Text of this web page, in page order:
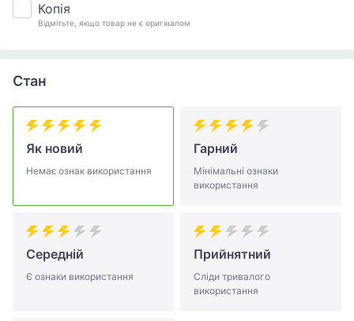
Копія
Відмітьте, якщо товар не є оригіналом
Стан
Як новий
Немає ознак використання
Гарний
Мінімальні ознаки
використання
Середній
Є ознаки використання
Прийнятний
Сліди тривалого
використання